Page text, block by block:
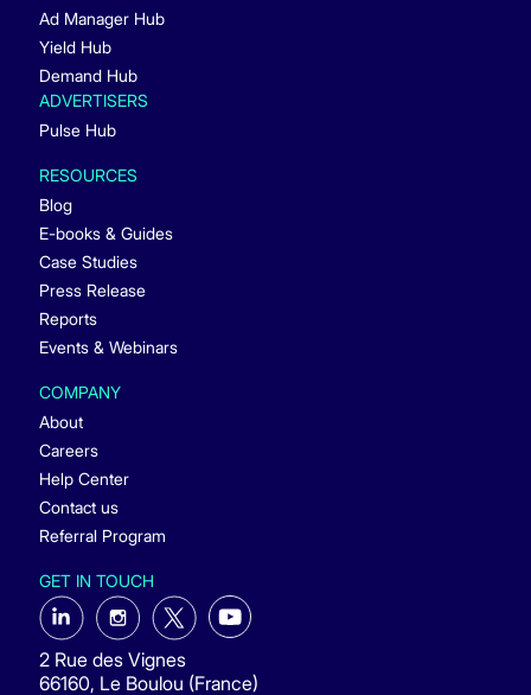
Ad Manager Hub
Yield Hub
Demand Hub
ADVERTISERS
Pulse Hub
RESOURCES
Blog
E-books & Guides
Case Studies
Press Release
Reports
Events & Webinars
COMPANY
About
Careers
Help Center
Contact us
Referral Program
GET IN TOUCH
2 Rue des Vignes
66160, Le Boulou (France)